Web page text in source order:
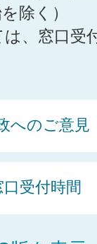
除く）
、窓口受
へのご意見
口受付時間